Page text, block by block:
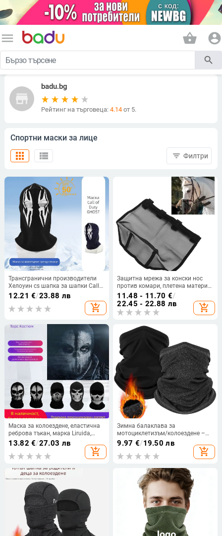
menu shopping_basket account_circle
search
store
badu.bg
Рейтинг на търговеца: 4.14от 5.
Спортни маски за лице
view_list
apps filter_list Филтри
Трансгранични производители
Хелоуин cs шапка за шапки Call
of Duty Personality Ghost,
ветроустойчива топла маска за
езда
12.21 €/23.88 лв
add_shopping_cart
Защитна мрежа за конски нос
против комари, плетена материя,
защита от прах, регулируема
лента, лятна употреба
11.48 - 11.70 €/
22.45 - 22.88 лв
add_shopping_cart
Маска за колоездене, еластична
реброва тъкан, марка Liruida,
унисекс, без персонализация
13.82 €/27.03 лв
add_shopping_cart
Зимна балаклава за
мотоциклетизъм/колоездене –
унисекс, полиестер, плюшено
вътрешно покритие,
ветроустойчива
9.97 €/19.50 лв
add_shopping_cart